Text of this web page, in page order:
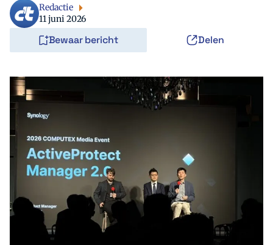
Zoeken Zoek
Redactie
11 juni 2026
Bewaar bericht Delen